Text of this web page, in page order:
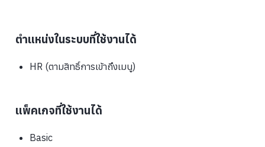
ตำแหน่งในระบบที่ใช้งานได้
HR (ตามสิทธิ์การเข้าถึงเมนู)
แพ็คเกจที่ใช้งานได้
Basic